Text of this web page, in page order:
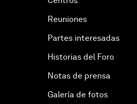
Reuniones
Partes interesadas
Historias del Foro
Notas de prensa
Galería de fotos